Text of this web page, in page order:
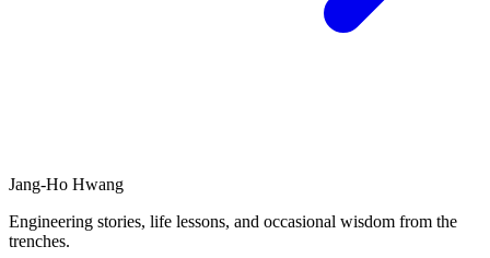
Jang-Ho Hwang
Engineering stories, life lessons, and occasional wisdom from the
trenches.